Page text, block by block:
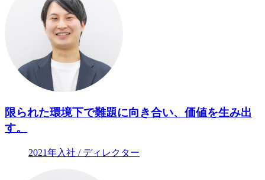
限られた環境下で難題に向き合い、価値を生み出
す。
2021年入社 / ディレクター